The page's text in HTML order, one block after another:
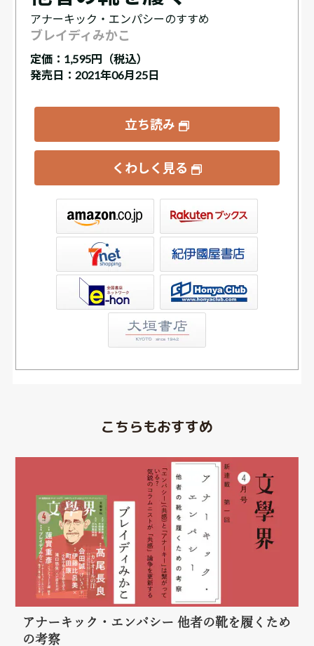
アナーキック・エンパシーのすすめ
ブレイディみかこ
定価： 1,595円（税込）
発売日：2021年06月25日
立ち読み
くわしく見る
書店ウェブストア
こちらもおすすめ
アナーキック・エンパシー 他者の靴を履くため
の考察